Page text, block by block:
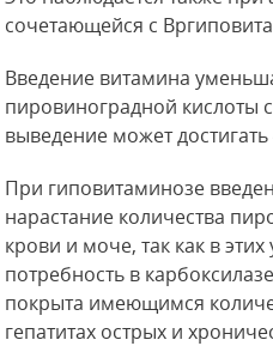
сочетающейся с
Введение витамина
пировиноградной кислоты
выведение может достигать
При гиповитаминозе
нарастание количества
крови и моче, так как в
потребность в
покрыта имеющимся
гепатитах острых и